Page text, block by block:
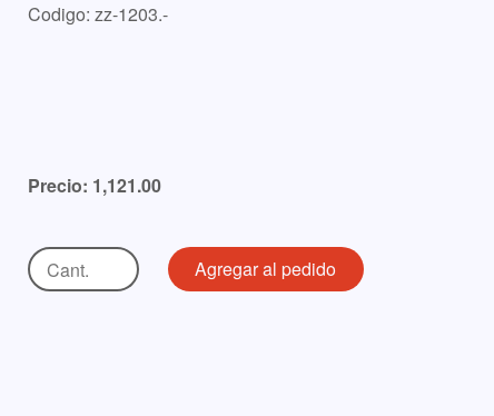
Codigo: zz-1203.-
Precio: 1,121.00